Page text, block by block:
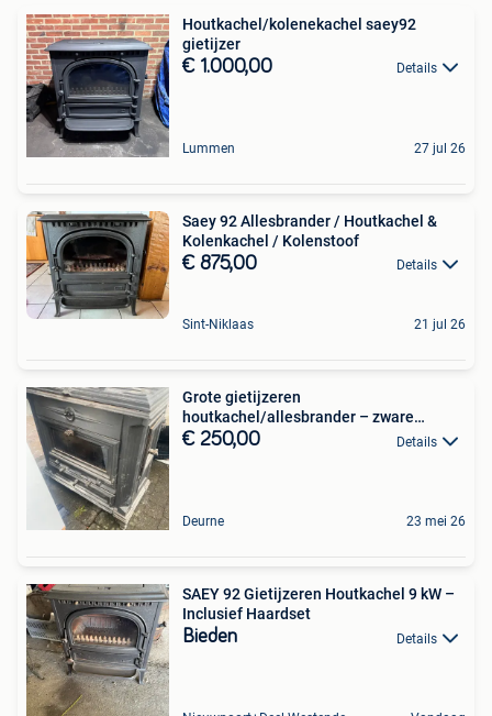
Houtkachel/kolenekachel saey92
gietijzer
€ 1.000,00 Details
Lummen 27 jul 26
Saey 92 Allesbrander / Houtkachel &
Kolenkachel / Kolenstoof
€ 875,00 Details
Sint-Niklaas 21 jul 26
Grote gietijzeren
houtkachel/allesbrander – zware
kwaliteit
€ 250,00 Details
Deurne 23 mei 26
SAEY 92 Gietijzeren Houtkachel 9 kW –
Inclusief Haardset
Bieden Details